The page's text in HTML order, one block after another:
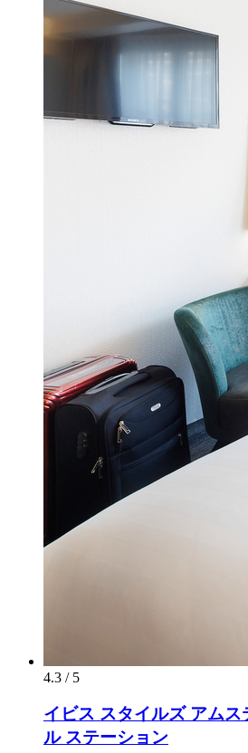
4.3 / 5
イビス スタイルズ アムス
ル ステーション